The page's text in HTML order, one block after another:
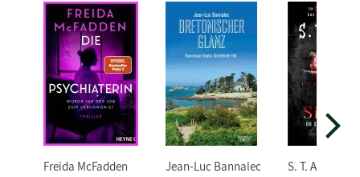
Freida McFadden Jean-Luc Bannalec S. T. Abby